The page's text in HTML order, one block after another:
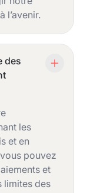
l’avenir.
des
les
et en
pouvez
et
limites des